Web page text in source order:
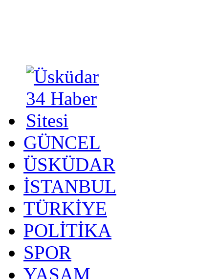
GÜNCEL
ÜSKÜDAR
İSTANBUL
TÜRKİYE
POLİTİKA
SPOR
YAŞAM